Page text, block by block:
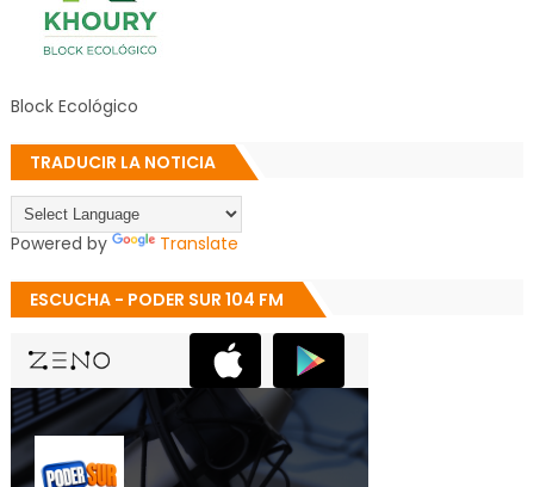
Block Ecológico
TRADUCIR LA NOTICIA
Powered by Translate
ESCUCHA - PODER SUR 104 FM